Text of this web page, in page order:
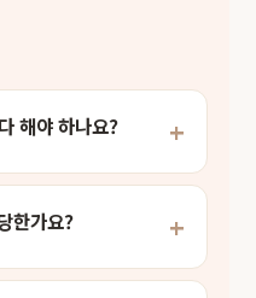
해야 하나요?
한가요?